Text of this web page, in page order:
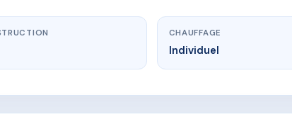
CHAUFFAGE
Individuel